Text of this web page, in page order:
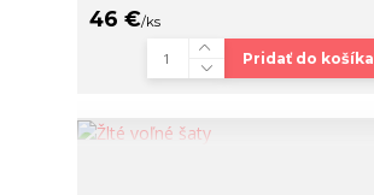
46 €/ks
Pridať do košíka